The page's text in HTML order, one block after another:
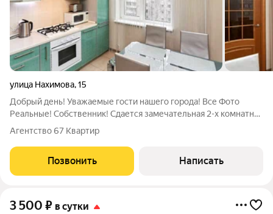
улица Нахимова,15
Добрый день! Уважаемые гости нашего города! Все Фото
Реальные! Собственник! Сдается замечательная 2-х комнатная
квартира по ул. Нахимова. Комнаты раздельные, санузел
раздельный! В квартире полностью новая техника, поэтому
наши гости могут не
Агентство 67 Квартир
Позвонить Написать
3 500 ₽ в сутки